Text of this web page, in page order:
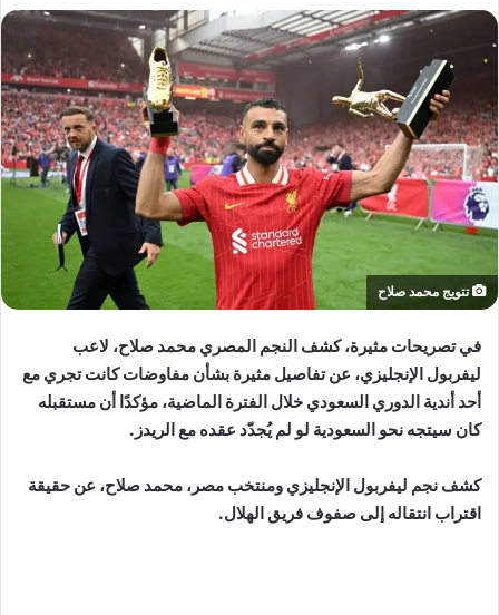
ع
ل
ى
X
تتويج محمد صلاح
في تصريحات مثيرة، كشف النجم المصري محمد صلاح، لاعب
ليفربول الإنجليزي، عن تفاصيل مثيرة بشأن مفاوضات كانت تجري مع
أحد أندية الدوري السعودي خلال الفترة الماضية، مؤكدًا أن مستقبله
كان سيتجه نحو السعودية لو لم يُجدّد عقده مع الريدز.
كشف نجم ليفربول الإنجليزي ومنتخب مصر، محمد صلاح، عن حقيقة
اقتراب انتقاله إلى صفوف فريق الهلال.